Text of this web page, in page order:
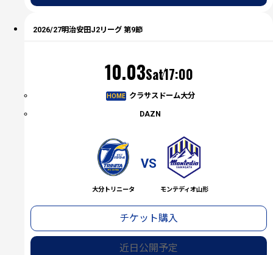
2026/27明治安田J2リーグ 第9節
10.03
（土）
Sat17:00
HOME クラサスドーム大分
DAZN
大分トリニータ モンテディオ山形
VS
チケット購入
近日公開予定